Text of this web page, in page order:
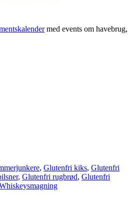
med events om havebrug,
, Glutenfri kiks, Glutenfri
, Glutenfri rugbrød, Glutenfri